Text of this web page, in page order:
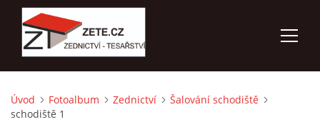
ÚVOD
Úvod Fotoalbum Zednictví
Šalování schodiště
schodiště 1